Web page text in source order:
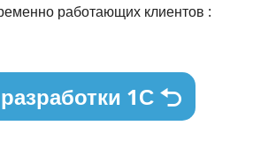
работающих клиентов :
1С